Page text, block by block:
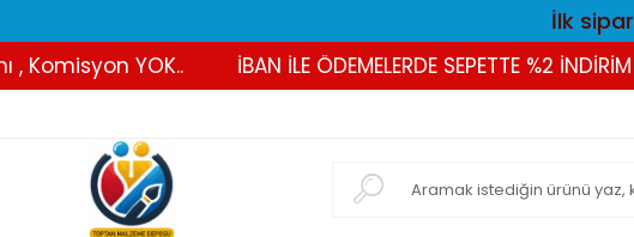
İlk
YOK.. İBAN İLE ÖDEMELERDE SEPETTE %2 İNDİRİM